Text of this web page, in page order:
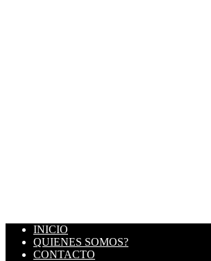
INICIO
QUIENES SOMOS?
CONTACTO